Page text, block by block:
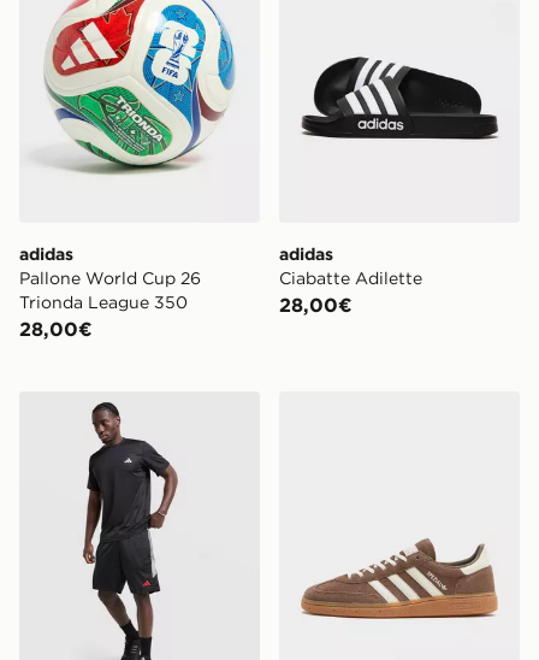
adidas
Pallone World Cup 26
Trionda League 350
28,00€
adidas
Ciabatte Adilette
28,00€
adidas Pantaloncini Tiro 26